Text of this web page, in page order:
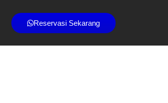
Reservasi Sekarang